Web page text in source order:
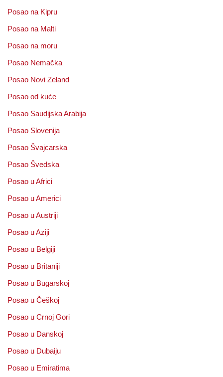
Posao na Kipru
Posao na Malti
Posao na moru
Posao Nemačka
Posao Novi Zeland
Posao od kuće
Posao Saudijska Arabija
Posao Slovenija
Posao Švajcarska
Posao Švedska
Posao u Africi
Posao u Americi
Posao u Austriji
Posao u Aziji
Posao u Belgiji
Posao u Britaniji
Posao u Bugarskoj
Posao u Češkoj
Posao u Crnoj Gori
Posao u Danskoj
Posao u Dubaiju
Posao u Emiratima